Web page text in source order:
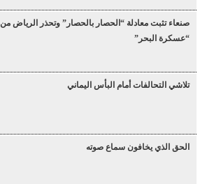
صنعاء تثبت معادلة “الحصار بالحصار” وتحذر الرياض من
“عسكرة البحر”
تلاشي التحالفات أمام البأس اليماني
الحق الذي يخافون سماع صوته